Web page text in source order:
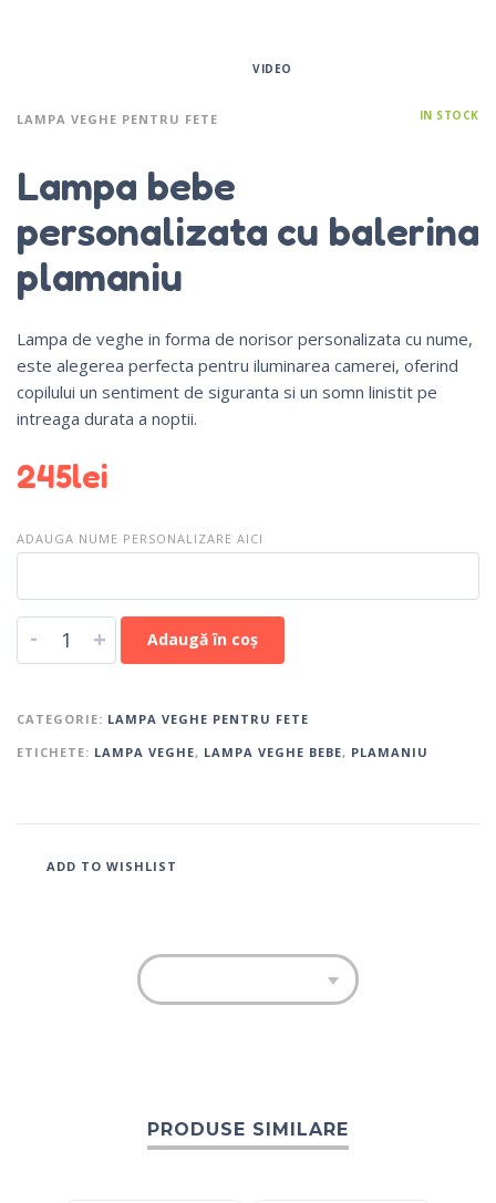
VIDEO
LAMPA VEGHE PENTRU FETE IN STOCK
Lampa bebe
personalizata cu balerina
plamaniu
Lampa de veghe in forma de norisor personalizata cu nume,
este alegerea perfecta pentru iluminarea camerei, oferind
copilului un sentiment de siguranta si un somn linistit pe
intreaga durata a noptii.
245lei
ADAUGA NUME PERSONALIZARE AICI
- + Adaugă în coș
CATEGORIE: LAMPA VEGHE PENTRU FETE
ETICHETE: LAMPA VEGHE, LAMPA VEGHE BEBE, PLAMANIU
ADD TO WISHLIST
PRODUSE SIMILARE